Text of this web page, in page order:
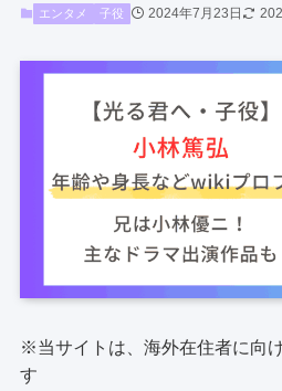
エンタメ 子役 2024年7月23日
※当サイトは、海外在住者に向
す